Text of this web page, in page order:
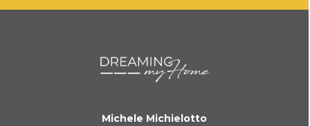
Michele Michielotto